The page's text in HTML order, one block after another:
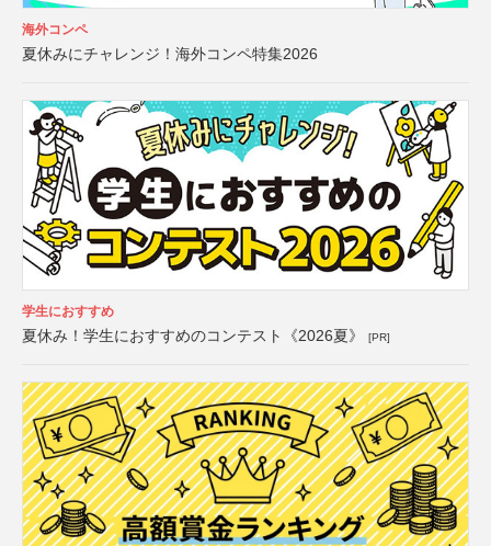
海外コンペ
夏休みにチャレンジ！海外コンペ特集2026
学生におすすめ
夏休み！学生におすすめのコンテスト《2026夏》 [PR]